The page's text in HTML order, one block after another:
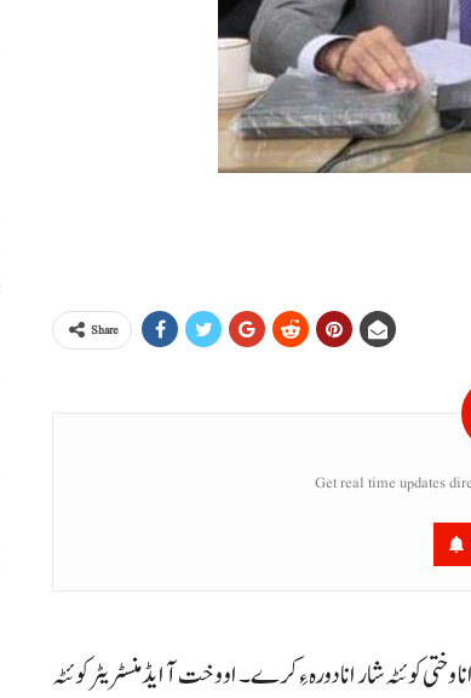
Share
Get real time updates
کوئٹہ شار انا دورہ ءِ کرے۔ او وخت آ ایڈمنسٹریٹر کوئٹہ